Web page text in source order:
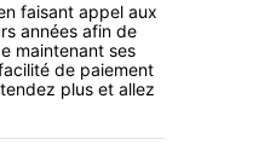
faisant appel aux
années afin de
maintenant ses
de paiement
plus et allez